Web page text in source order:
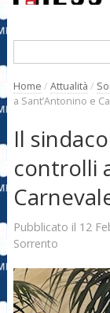
Home / Attualità /
a Sant’Antonino e
Il
controlli
Pubblicato il 12
Sorrento